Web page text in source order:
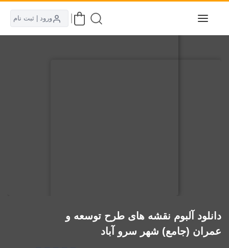
ورود | ثبت نام
دانلود آلبوم نقشه های طرح توسعه و
عمران (جامع) شهر سرو آباد